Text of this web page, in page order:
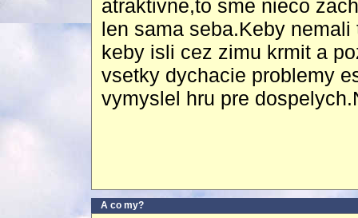
atraktivne,to sme nieco
len sama seba.Keby
keby isli cez zimu krmit a
vsetky dychacie problemy
vymyslel hru pre
A co my?